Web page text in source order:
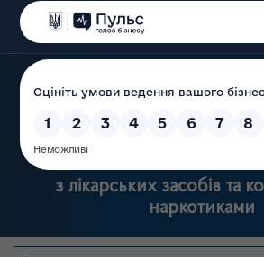
Державна служба
з лікарських засобів та
наркотиками